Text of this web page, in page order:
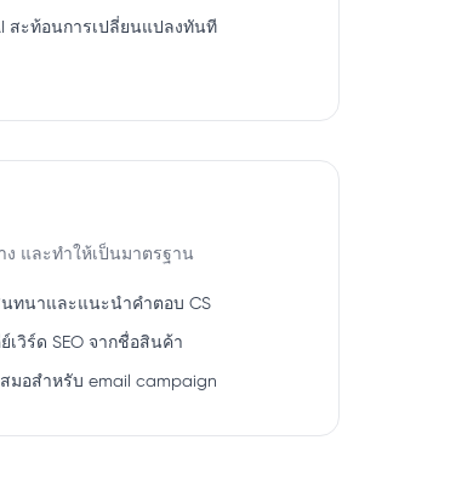
สะท้อนการเปลี่ยนแปลงทันที
และทำให้เป็นมาตรฐาน
ทนาและแนะนำคำตอบ CS
เวิร์ด SEO จากชื่อสินค้า
มอสำหรับ email campaign